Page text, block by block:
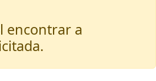
encontrar a